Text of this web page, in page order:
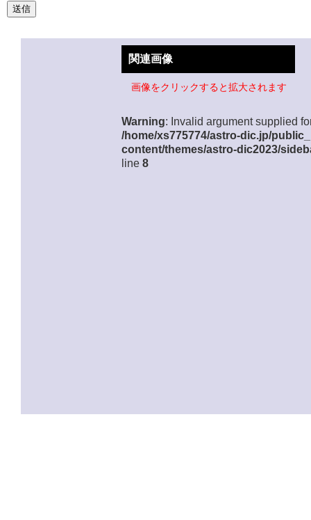
関連画像
画像をクリックすると拡大されます
Warning: Invalid argument supplied
/home/xs775774/astro-dic.jp/
content/themes/astro-dic2023/
line 8